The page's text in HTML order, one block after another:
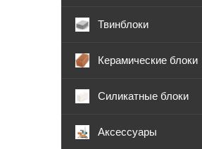
Твинблоки
Керамические блоки
Силикатные блоки
Аксессуары